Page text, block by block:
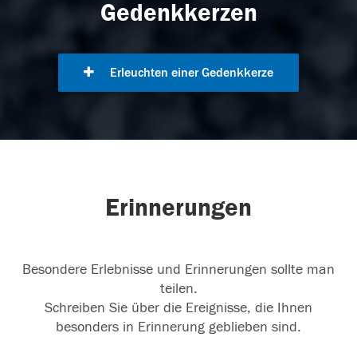
Gedenkkerzen
Erleuchten einer Gedenkkerze
Erinnerungen
Besondere Erlebnisse und Erinnerungen sollte man
teilen.
Schreiben Sie über die Ereignisse, die Ihnen
besonders in Erinnerung geblieben sind.